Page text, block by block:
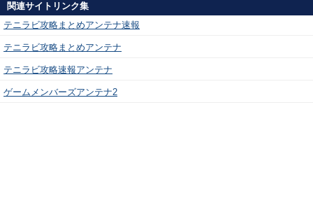
関連サイトリンク集
テニラビ攻略まとめアンテナ速報
テニラビ攻略まとめアンテナ
テニラビ攻略速報アンテナ
ゲームメンバーズアンテナ2